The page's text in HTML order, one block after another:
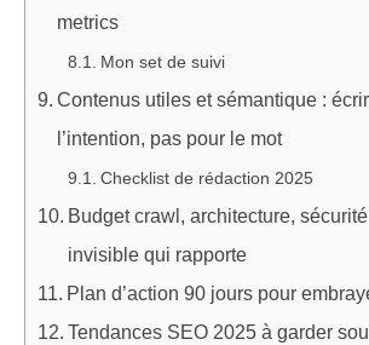
metrics
Mon set de suivi
Contenus utiles et sémantique :
l’intention, pas pour le mot
Checklist de rédaction 2025
Budget crawl, architecture,
invisible qui rapporte
Plan d’action 90 jours pour
Tendances SEO 2025 à garder